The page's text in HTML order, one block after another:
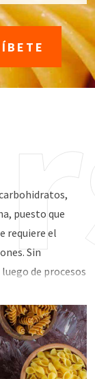
puesto que
requiere el
Sin
de procesos
más. El
en forma
contar